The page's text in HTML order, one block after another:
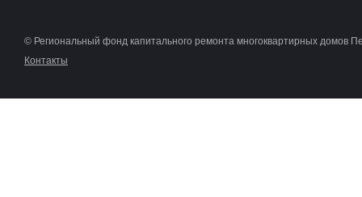
© Региональный фонд капитального ремонта многоквартирных домов
Контакты